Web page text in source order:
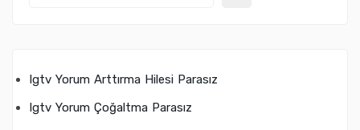
Igtv Yorum Arttırma Hilesi Parasız
Igtv Yorum Çoğaltma Parasız